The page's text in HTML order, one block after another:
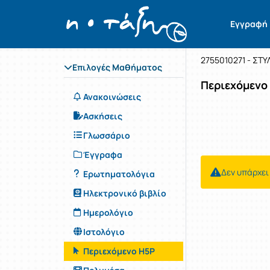
Εγγραφή
Επιλογές Μαθήματος
Ανακοινώσεις
Ασκήσεις
Γλωσσάριο
Έγγραφα
Ερωτηματολόγια
Ηλεκτρονικό βιβλίο
Ημερολόγιο
Ιστολόγιο
Περιεχόμενο H5P
Μάθημα :
Κωδικός :
2755010271 -
Δεν